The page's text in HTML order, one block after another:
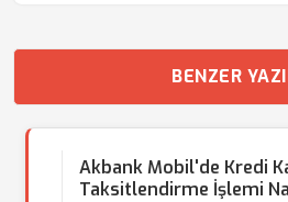
BENZER
Akbank Mobil'de Kredi
Taksitlendirme İşlemi